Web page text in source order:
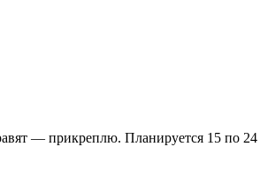
— прикреплю. Планируется 15 по 24